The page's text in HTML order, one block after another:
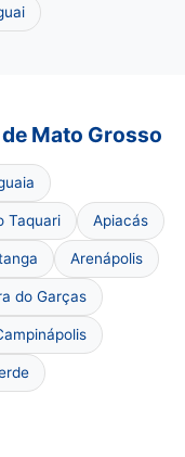
Mato Grosso
Taquari Apiacás
Arenápolis
do Garças